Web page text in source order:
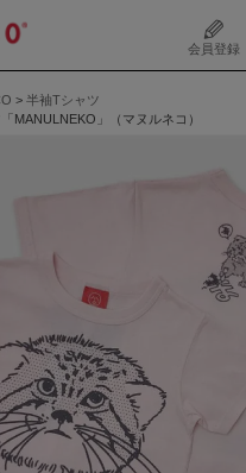
会員登録
半袖Tシャツ
MANULNEKO」（マヌルネコ）